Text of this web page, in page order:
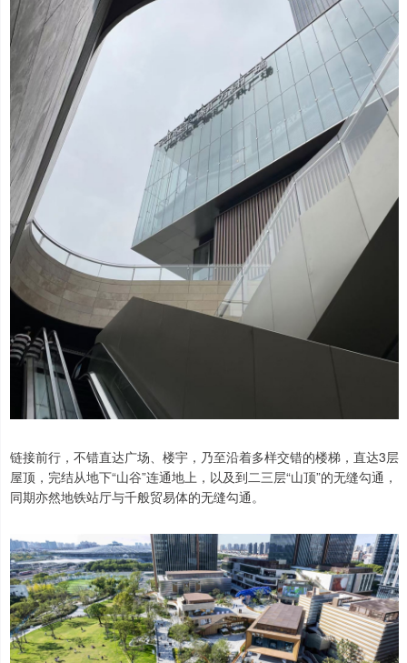
链接前行，不错直达广场、楼宇，乃至沿着多样交错的楼梯，直达3层
屋顶，完结从地下“山谷”连通地上，以及到二三层“山顶”的无缝勾通，
同期亦然地铁站厅与千般贸易体的无缝勾通。